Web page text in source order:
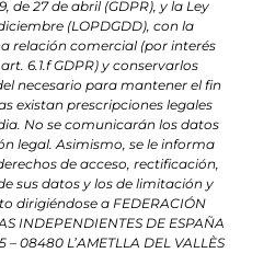
de 27 de abril (GDPR), y la Ley
(LOPDGDD), con la
relación comercial (por interés
6.1.f GDPR) y conservarlos
necesario para mantener el fin
existan prescripciones legales
No se comunicarán los datos
legal. Asimismo, se le informa
de acceso, rectificación,
sus datos y los de limitación y
dirigiéndose a FEDERACIÓN
INDEPENDIENTES DE ESPAÑA
– 08480 L’AMETLLA DEL VALLÈS